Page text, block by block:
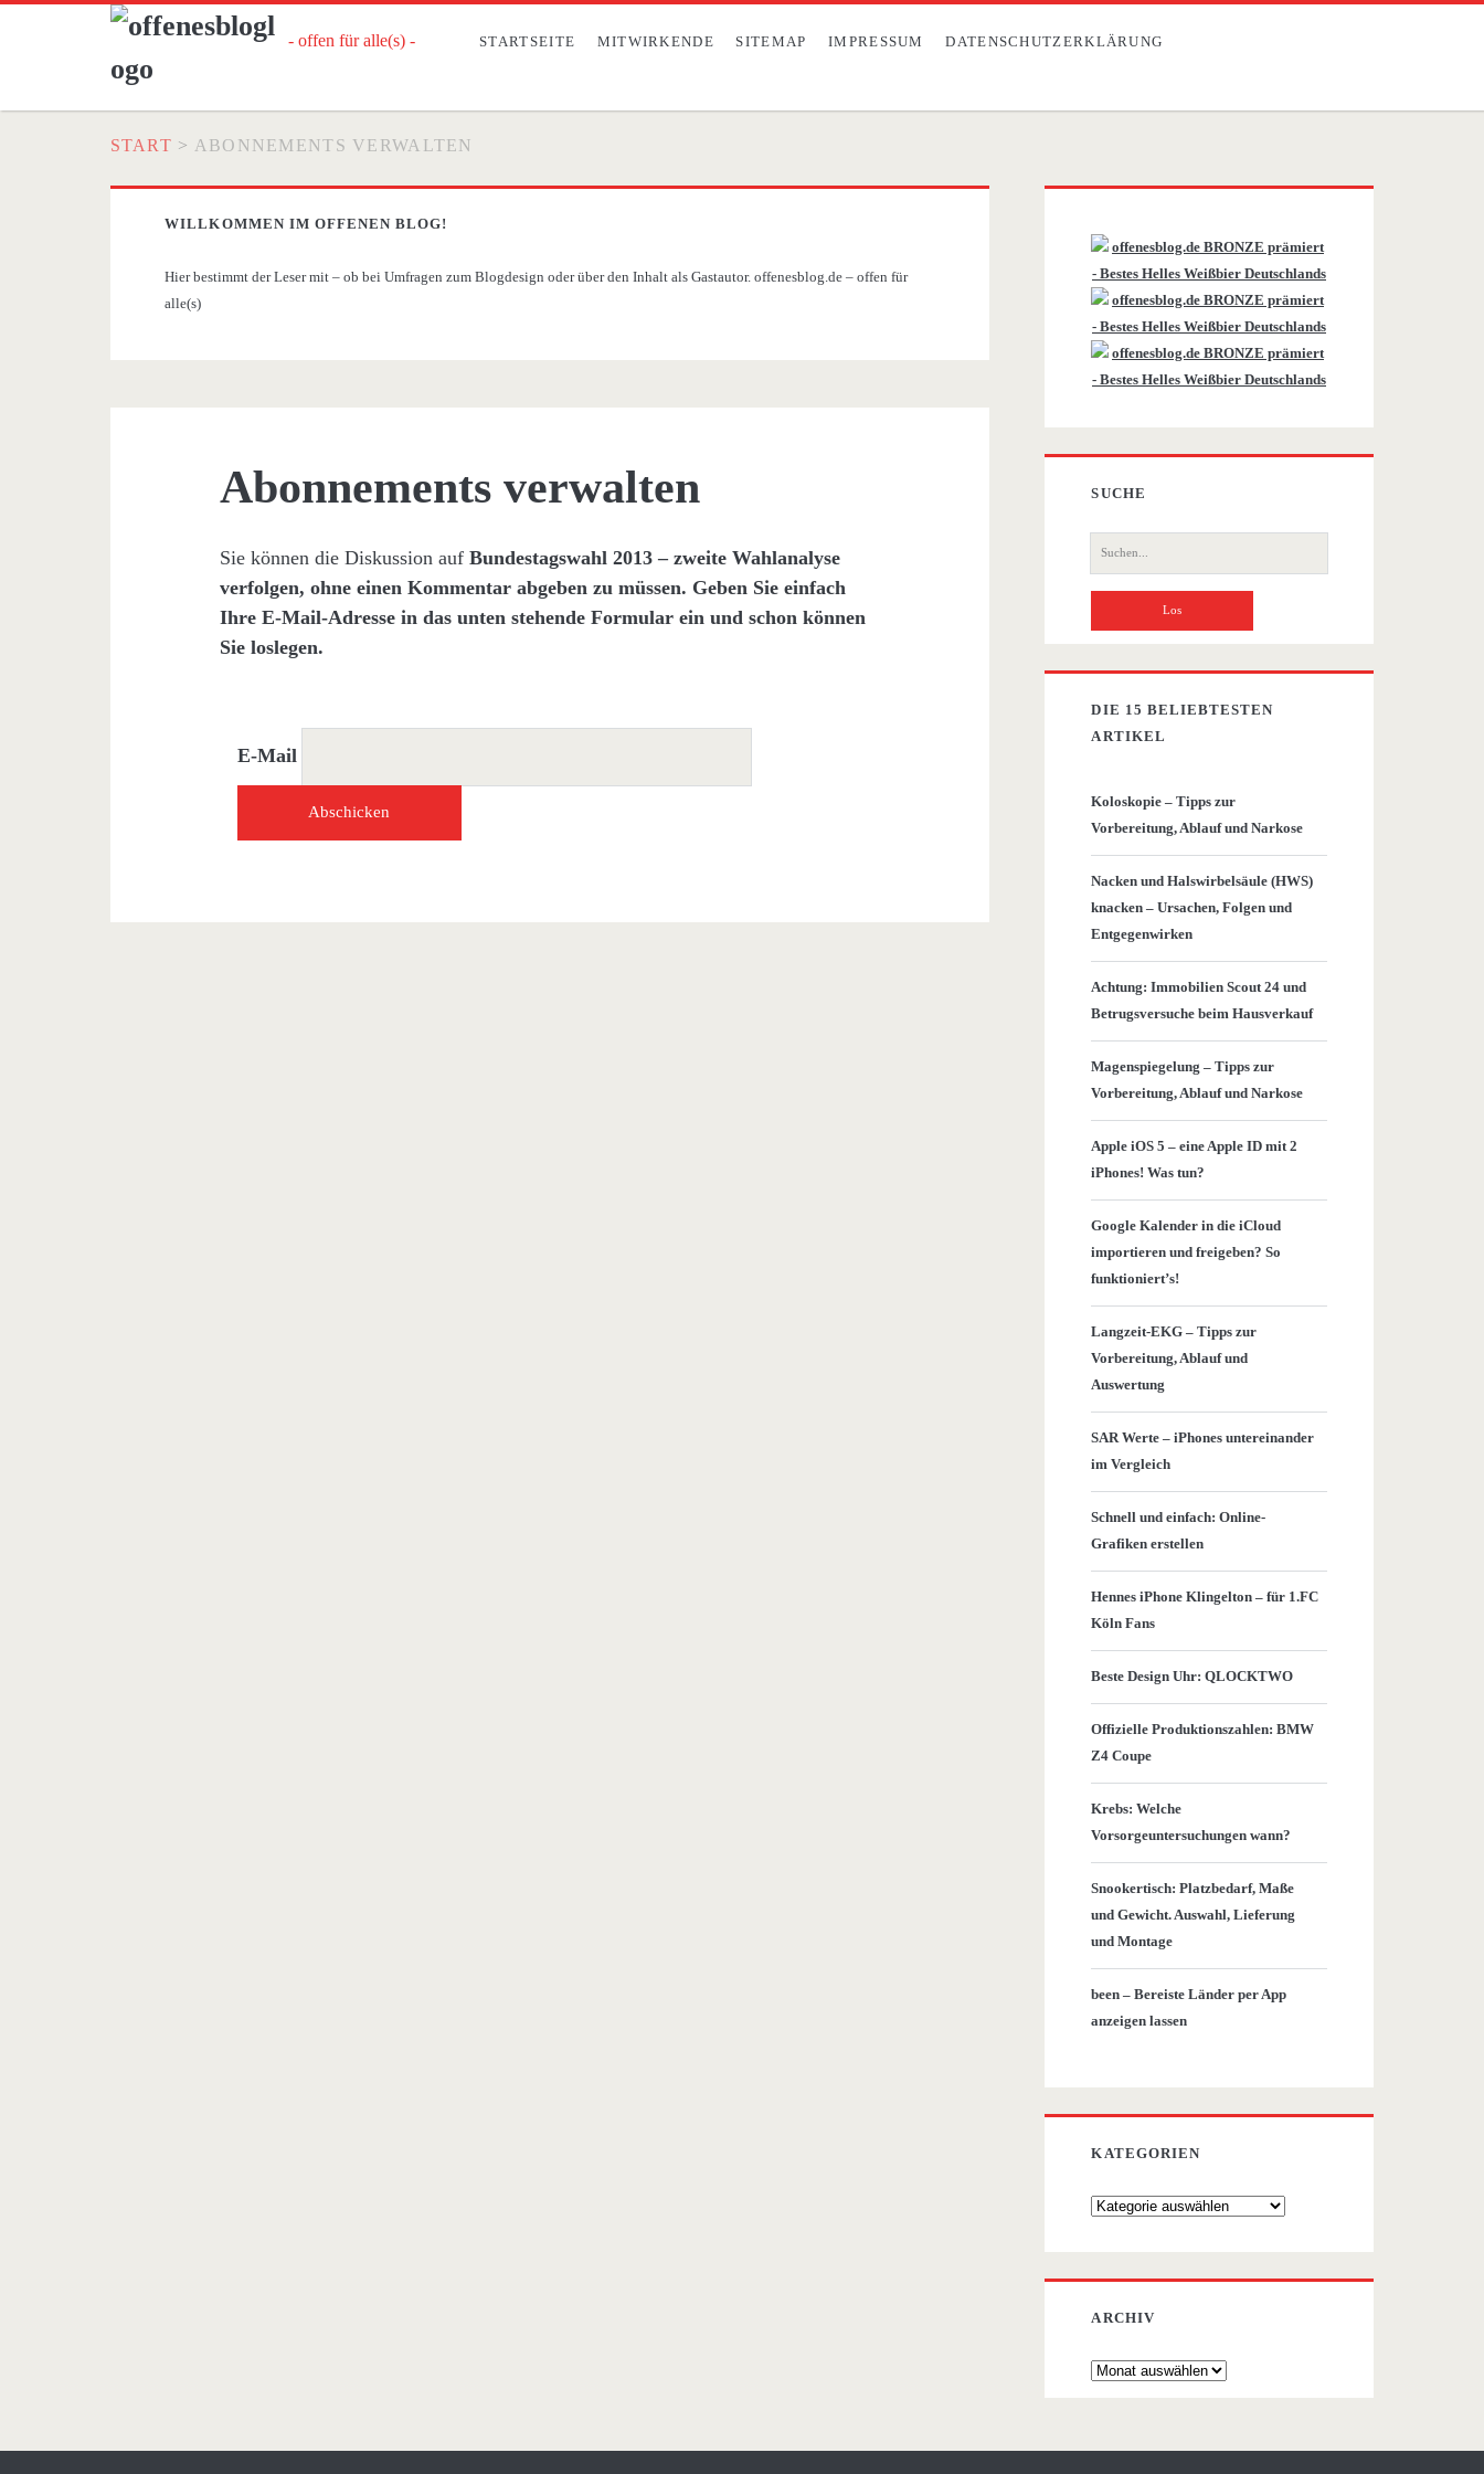
- offen für alle(s) - STARTSEITE MITWIRKENDE SITEMAP IMPRESSUM DATENSCHUTZERKLÄRUNG
START > ABONNEMENTS VERWALTEN
WILLKOMMEN IM OFFENEN BLOG!
Hier bestimmt der Leser mit – ob bei Umfragen zum Blogdesign oder über den Inhalt als Gastautor. offenesblog.de – offen für
alle(s)
Abonnements verwalten
Sie können die Diskussion aufBundestagswahl 2013 – zweite Wahlanalyse
verfolgen, ohne einen Kommentar abgeben zu müssen. Geben Sie einfach
Ihre E-Mail-Adresse in das unten stehende Formular ein und schon können
Sie loslegen.
E-Mail
Sidebar
SUCHE
Suche
nach:
DIE 15 BELIEBTESTEN
ARTIKEL
Koloskopie – Tipps zur
Vorbereitung, Ablauf und Narkose
Nacken und Halswirbelsäule (HWS)
knacken – Ursachen, Folgen und
Entgegenwirken
Achtung: Immobilien Scout 24 und
Betrugsversuche beim Hausverkauf
Magenspiegelung – Tipps zur
Vorbereitung, Ablauf und Narkose
Apple iOS 5 – eine Apple ID mit 2
iPhones! Was tun?
Google Kalender in die iCloud
importieren und freigeben? So
funktioniert’s!
Langzeit-EKG – Tipps zur
Vorbereitung, Ablauf und
Auswertung
SAR Werte – iPhones untereinander
im Vergleich
Schnell und einfach: Online-
Grafiken erstellen
Hennes iPhone Klingelton – für 1.FC
Köln Fans
Beste Design Uhr: QLOCKTWO
Offizielle Produktionszahlen: BMW
Z4 Coupe
Krebs: Welche
Vorsorgeuntersuchungen wann?
Snookertisch: Platzbedarf, Maße
und Gewicht. Auswahl, Lieferung
und Montage
been – Bereiste Länder per App
anzeigen lassen
KATEGORIEN
Kategorien
ARCHIV
Archiv